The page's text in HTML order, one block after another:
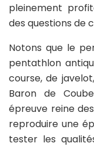
pleinement
des questions de
Notons que le
pentathlon
course, de
Baron de
épreuve reine
reproduire une
tester les